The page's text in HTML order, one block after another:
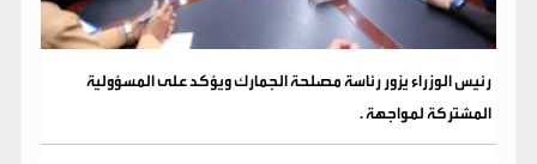
رئيس الوزراء يزور رئاسة مصلحة الجمارك ويؤكد على المسؤولية
المشتركة لمواجهة .